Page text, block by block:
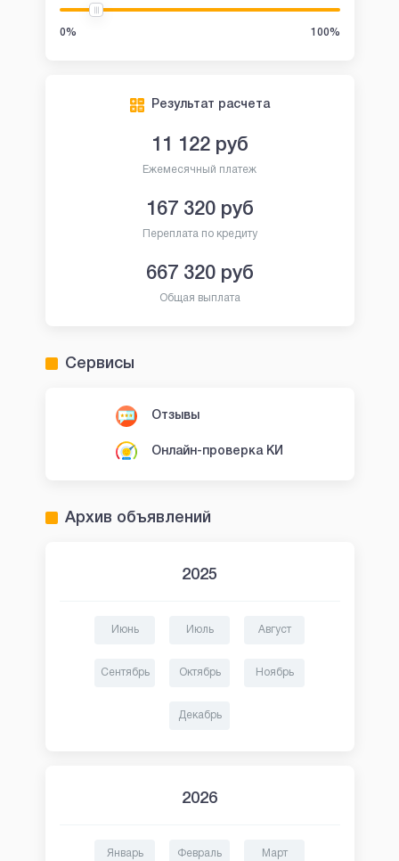
0% 100%
Результат расчета
11 122руб
Ежемесячный платеж
167 320руб
Переплата по кредиту
667 320руб
Общая выплата
Сервисы
Отзывы
Онлайн-проверка КИ
Архив объявлений
2025
Июнь Июль Август
Сентябрь Октябрь Ноябрь
Декабрь
2026
Январь Февраль Март